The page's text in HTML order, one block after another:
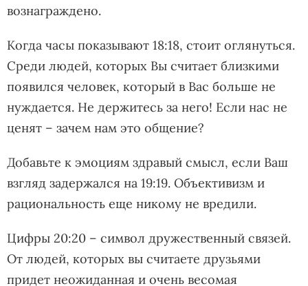
вознаграждено.
Когда часы показывают 18:18, стоит оглянуться.
Среди людей, которых Вы считает близкими
появился человек, который в Вас больше не
нуждается. Не держитесь за него! Если нас не
ценят – зачем нам это общение?
Добавьте к эмоциям здравый смысл, если Ваш
взгляд задержался на 19:19. Объективизм и
рациональность еще никому не вредили.
Цифры 20:20 – символ дружественный связей.
От людей, которых вы считаете друзьями
придет неожиданная и очень весомая